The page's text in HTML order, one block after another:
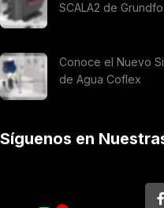
SCALA2 de
Conoce el Nuevo
de Agua Coflex
Síguenos en